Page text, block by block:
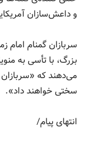
و داعش‌سازان
سربازان گمنام
بزرگ، با تأسی به
می‌دهند که «سربازان
سختی خواهند داد».
انتهای پیام/